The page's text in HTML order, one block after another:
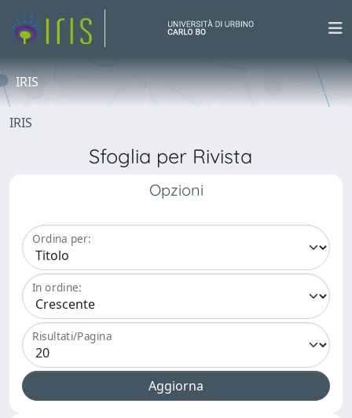
IRIS
IRIS
Sfoglia per Rivista
Opzioni
Ordina per:
In ordine:
Risultati/Pagina